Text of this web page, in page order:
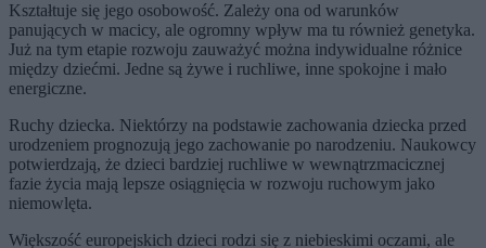
Kształtuje się jego osobowość. Zależy ona od warunków
panujących w macicy, ale ogromny wpływ ma tu również genetyka.
Już na tym etapie rozwoju zauważyć można indywidualne różnice
między dziećmi. Jedne są żywe i ruchliwe, inne spokojne i mało
energiczne.
Ruchy dziecka. Niektórzy na podstawie zachowania dziecka przed
urodzeniem prognozują jego zachowanie po narodzeniu. Naukowcy
potwierdzają, że dzieci bardziej ruchliwe w wewnątrzmacicznej
fazie życia mają lepsze osiągnięcia w rozwoju ruchowym jako
niemowlęta.
Większość europejskich dzieci rodzi się z niebieskimi oczami, ale